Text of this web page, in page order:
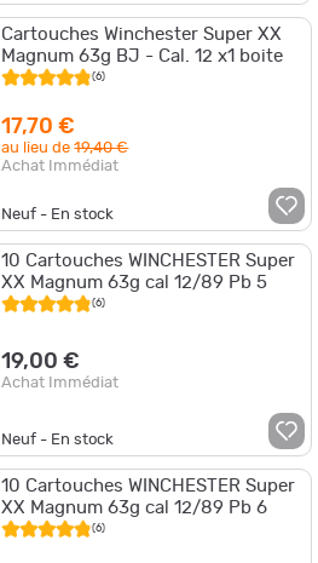
Cartouches Winchester Super XX
Magnum 63g BJ - Cal. 12 x1 boite
(6)
17,70 €
au lieu de19,40 €
Achat Immédiat
Neuf - En stock
10 Cartouches WINCHESTER Super
XX Magnum 63g cal 12/89 Pb 5
(6)
19,00 €
Achat Immédiat
Neuf - En stock
10 Cartouches WINCHESTER Super
XX Magnum 63g cal 12/89 Pb 6
(6)